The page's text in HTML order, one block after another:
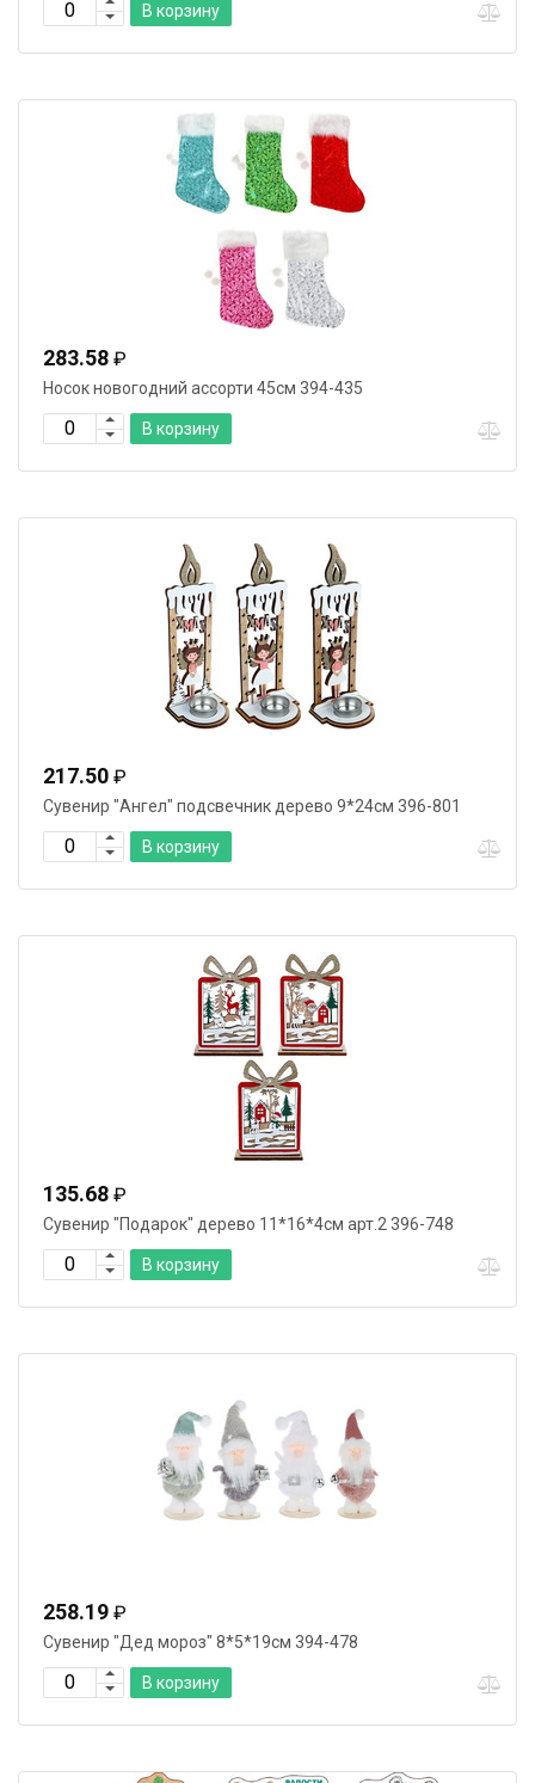
В корзину
283.58 ₽
Носок новогодний ассорти 45см 394-435
В корзину
217.50 ₽
Сувенир "Ангел" подсвечник дерево 9*24см 396-801
В корзину
135.68 ₽
Сувенир "Подарок" дерево 11*16*4см арт.2 396-748
В корзину
258.19 ₽
Сувенир "Дед мороз" 8*5*19см 394-478
В корзину